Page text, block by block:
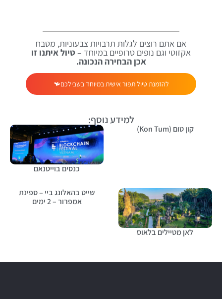
אם אתם רוצים לגלות תרבויות צבעוניות, מטבח
אקזוטי וגם נופים טרופיים במיוחד –טיול איתנו זו
אכן הבחירה הנכונה.
להזמנת טיול תפור אישית במיוחד בשבילכם
למידע נוסף:
קון טום (Kon Tum)
כנסים בוייטנאם
לאן מטיילים בלאוס
שייט בהאלונג ביי – ספינת
אמפרור – 2 ימים